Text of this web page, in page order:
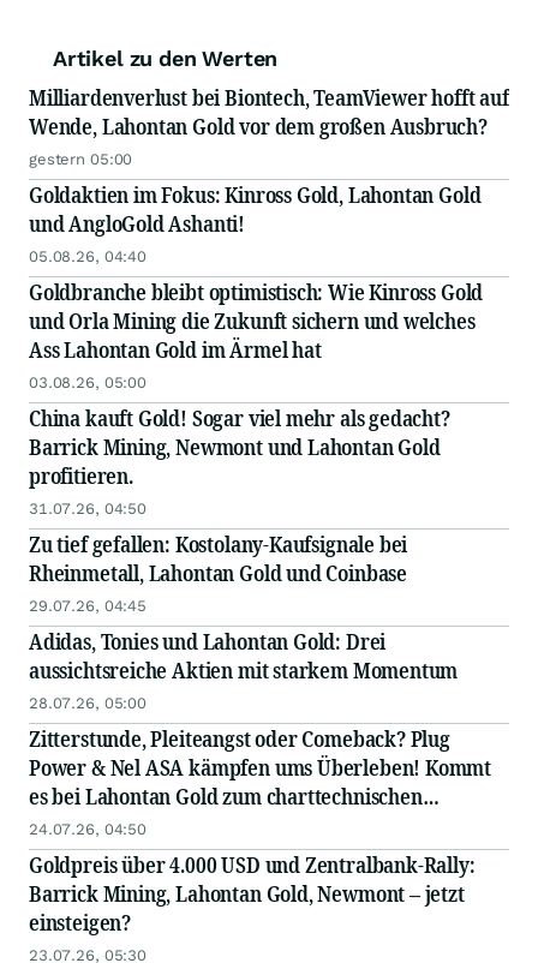
Artikel zu den Werten
Milliardenverlust bei Biontech, TeamViewer hofft auf
Wende, Lahontan Gold vor dem großen Ausbruch?
gestern 05:00
Goldaktien im Fokus: Kinross Gold, Lahontan Gold
und AngloGold Ashanti!
05.08.26, 04:40
Goldbranche bleibt optimistisch: Wie Kinross Gold
und Orla Mining die Zukunft sichern und welches
Ass Lahontan Gold im Ärmel hat
03.08.26, 05:00
China kauft Gold! Sogar viel mehr als gedacht?
Barrick Mining, Newmont und Lahontan Gold
profitieren.
31.07.26, 04:50
Zu tief gefallen: Kostolany-Kaufsignale bei
Rheinmetall, Lahontan Gold und Coinbase
29.07.26, 04:45
Adidas, Tonies und Lahontan Gold: Drei
aussichtsreiche Aktien mit starkem Momentum
28.07.26, 05:00
Zitterstunde, Pleiteangst oder Comeback? Plug
Power & Nel ASA kämpfen ums Überleben! Kommt
es bei Lahontan Gold zum charttechnischen
Ausbruch?
24.07.26, 04:50
Goldpreis über 4.000 USD und Zentralbank-Rally:
Barrick Mining, Lahontan Gold, Newmont – jetzt
einsteigen?
23.07.26, 05:30